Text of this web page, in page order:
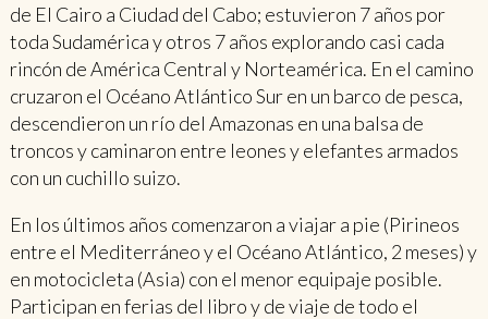
de El Cairo a Ciudad del Cabo; estuvieron 7 años por
toda Sudamérica y otros 7 años explorando casi cada
rincón de América Central y Norteamérica. En el camino
cruzaron el Océano Atlántico Sur en un barco de pesca,
descendieron un río del Amazonas en una balsa de
troncos y caminaron entre leones y elefantes armados
con un cuchillo suizo.
En los últimos años comenzaron a viajar a pie (Pirineos
entre el Mediterráneo y el Océano Atlántico, 2 meses) y
en motocicleta (Asia) con el menor equipaje posible.
Participan en ferias del libro y de viaje de todo el